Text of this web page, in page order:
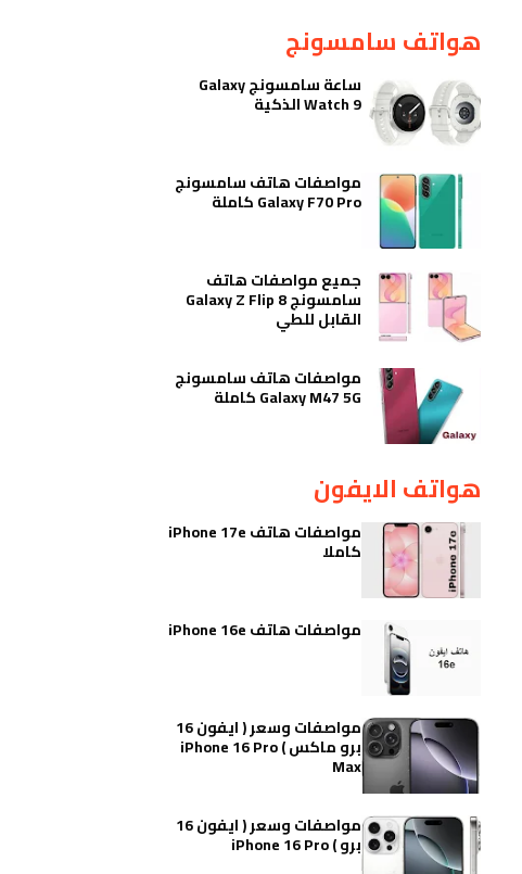
هواتف سامسونج
ساعة سامسونج Galaxy
Watch 9 الذكية
مواصفات هاتف سامسونج
Galaxy F70 Pro كاملة
جميع مواصفات هاتف
سامسونج Galaxy Z Flip 8
القابل للطي
مواصفات هاتف سامسونج
Galaxy M47 5G كاملة
هواتف الايفون
مواصفات هاتف iPhone 17e
كاملا
مواصفات هاتف iPhone 16e
مواصفات وسعر ( ايفون 16
برو ماكس ) iPhone 16 Pro
Max
مواصفات وسعر ( ايفون 16
برو ) iPhone 16 Pro